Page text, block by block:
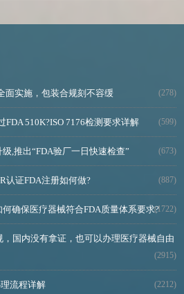
面实施，包装合规刻不容缓 (278)
FDA 510K?ISO 7176检测要求详解 (599)
,推出“FDA验厂一日快速检查” (673)
认证FDA注册如何做? (887)
确保医疗器械符合FDA质量体系要求?(1722)
国内没有拿证，也可以办理医疗器械自由
(2915)
流程详解 (2212)